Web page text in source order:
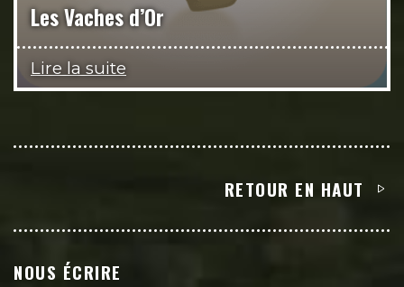
Les Vaches d’Or
Lire la suite
RETOUR EN HAUT
NOUS ÉCRIRE